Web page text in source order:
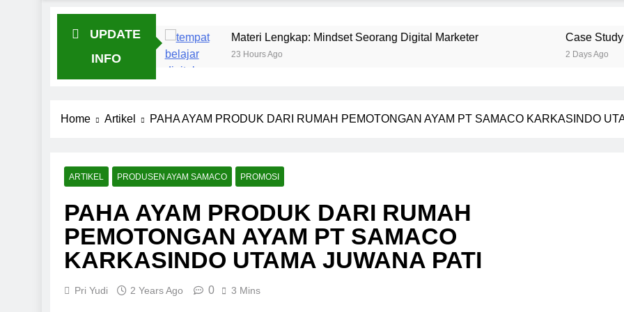
UPDATE
INFO
Materi Lengkap: Mindset Seorang Digital Marketer
23 Hours Ago
Case Study: Analisis Penjualan
Home Artikel PAHA AYAM PRODUK DARI RUMAH PEMOTONGAN AYAM PT SAMACO KARKASINDO
ARTIKEL PRODUSEN AYAM SAMACO PROMOSI
PAHA AYAM PRODUK DARI RUMAH
PEMOTONGAN AYAM PT SAMACO
KARKASINDO UTAMA JUWANA PATI
Pri Yudi 2 Years Ago 0 3 Mins